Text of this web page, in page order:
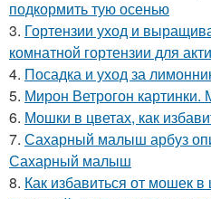
подкормить тую осенью
3. Гортензии уход и
комнатной гортензии для
4. Посадка и уход за
5. Мирон Ветрогон картинки.
6. Мошки в цветах, как
7. Сахарный малыш арбуз
Сахарный малыш
8. Как избавиться от мошек